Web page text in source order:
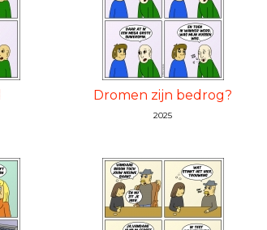
Dromen zijn bedrog?
2025